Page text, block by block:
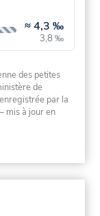
≈4,3 ‰
3,8 ‰
des petites
de
par la
mis à jour en